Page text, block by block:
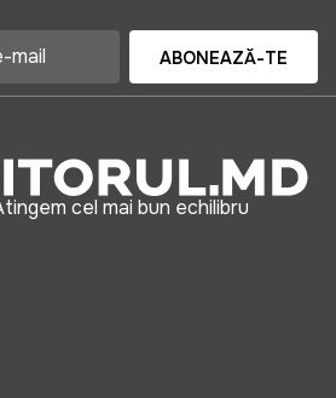
ABONEAZĂ-TE
cel mai bun echilibru